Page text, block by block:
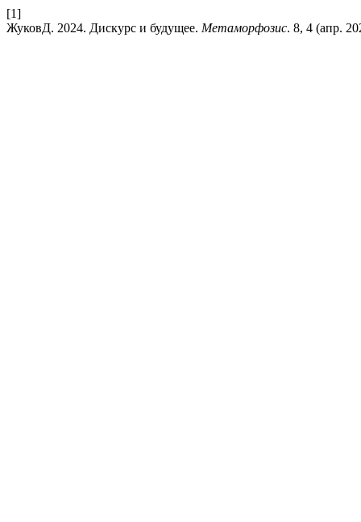
[1]
ЖуковД. 2024. Дискурс и будущее. Метаморфозис. 8, 4 (апр.